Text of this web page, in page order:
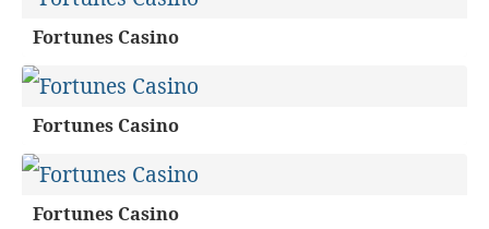
Fortunes Casino
Fortunes Casino
Fortunes Casino